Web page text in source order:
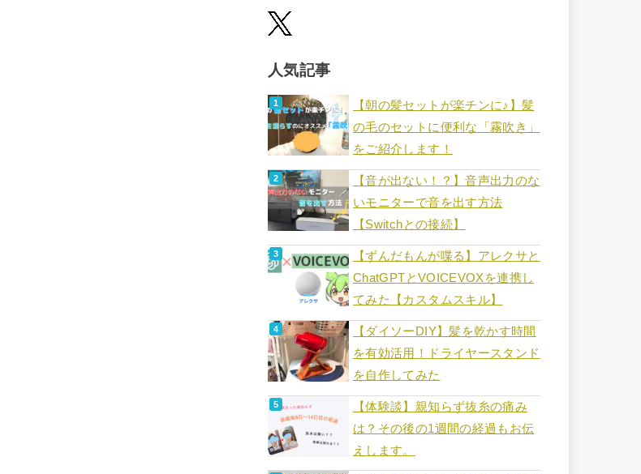
人気記事
【朝の髪セットが楽チンに♪】髪
の毛のセットに便利な「霧吹き」
をご紹介します！
【音が出ない！？】音声出力のな
いモニターで音を出す方法
【Switchとの接続】
【ずんだもんが喋る】アレクサと
ChatGPTとVOICEVOXを連携し
てみた【カスタムスキル】
【ダイソーDIY】髪を乾かす時間
を有効活用！ドライヤースタンド
を自作してみた
【体験談】親知らず抜糸の痛み
は？その後の1週間の経過もお伝
えします。